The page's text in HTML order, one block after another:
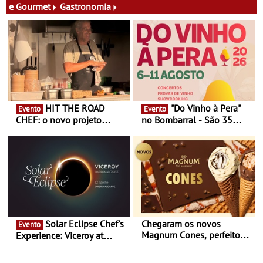
e Gourmet
Gastronomia
Evento
CHEF: o novo projeto
conceito gastronómico
itinerante que percorre
Portugal
Evento
no Bombarral - São 35
prova e seis dias de
experiências
Evento
Experience: Viceroy at
Chegaram os novos
Magnum Cones, perfeitos